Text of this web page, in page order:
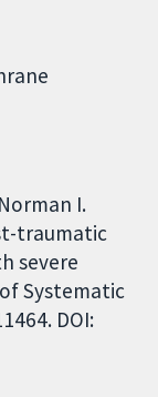
I.
traumatic
severe
Systematic
DOI: